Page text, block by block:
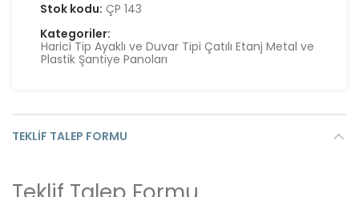
Stok kodu: ÇP 143
Kategoriler:
Harici Tip Ayaklı ve Duvar Tipi Çatılı Etanj Metal ve
Plastik Şantiye Panoları
TEKLIF TALEP FORMU